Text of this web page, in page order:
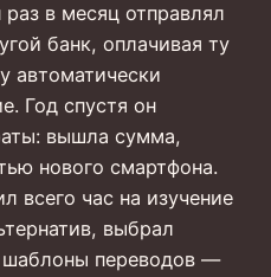
в месяц отправлял
банк, оплачивая ту
автоматически
Год спустя он
вышла сумма,
нового смартфона.
всего час на изучение
выбрал
шаблоны переводов —